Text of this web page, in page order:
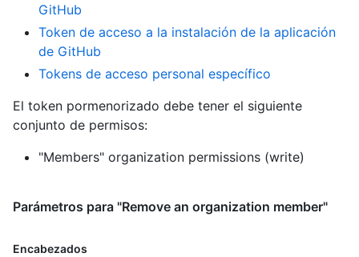
GitHub
Token de acceso a la instalación de la aplicación
de GitHub
Tokens de acceso personal específico
El token pormenorizado debe tener el siguiente
conjunto de permisos:
"Members" organization permissions (write)
Parámetros para "Remove an organization member"
Encabezados